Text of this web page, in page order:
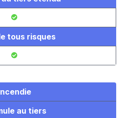
tous risques
au tiers